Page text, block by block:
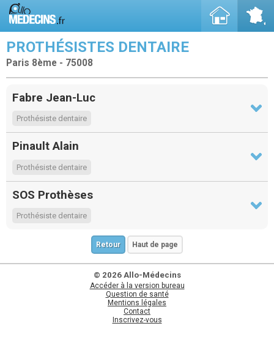
PROTHÉSISTES DENTAIRE
Paris 8ème - 75008
Fabre Jean-Luc
Prothésiste dentaire
Pinault Alain
Prothésiste dentaire
SOS Prothèses
Prothésiste dentaire
Retour Haut de page
© 2026 Allo-Médecins
Accéder à la version bureau
Question de santé
Mentions légales
Contact
Inscrivez-vous